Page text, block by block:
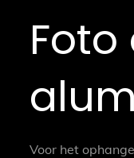
Foto
Voor het